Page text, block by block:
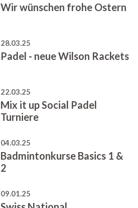
Wir wünschen frohe Ostern
28.03.25
Padel - neue Wilson Rackets
22.03.25
Mix it up Social Padel
Turniere
04.03.25
Badmintonkurse Basics 1 &
2
09.01.25